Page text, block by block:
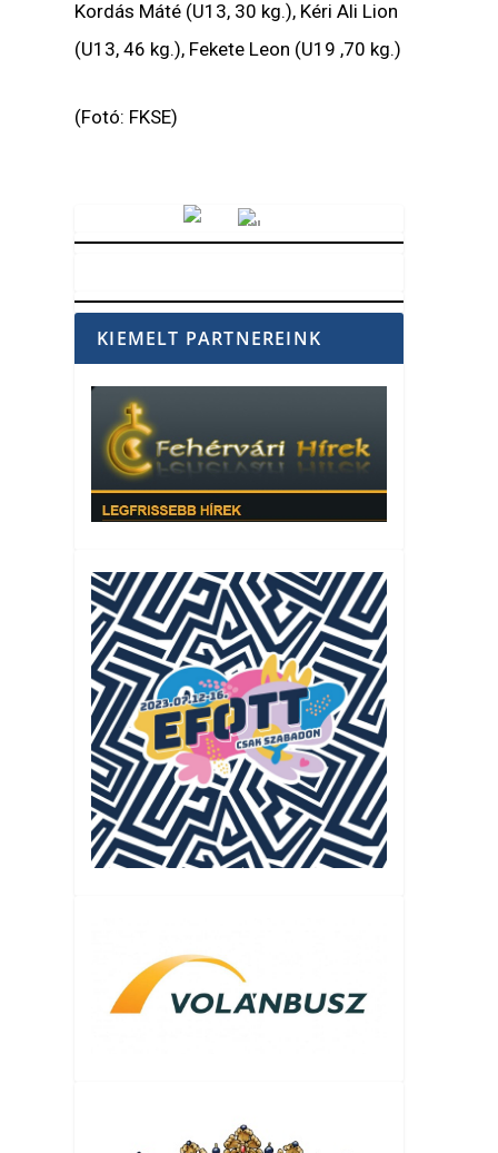
Kordás Máté (U13, 30 kg.), Kéri Ali Lion
(U13, 46 kg.), Fekete Leon (U19 ,70 kg.)
(Fotó: FKSE)
KIEMELT PARTNEREINK